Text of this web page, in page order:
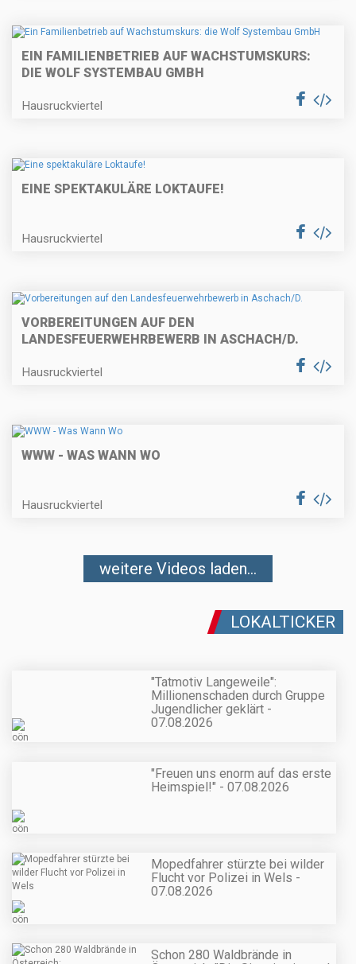
EIN FAMILIENBETRIEB AUF WACHSTUMSKURS:
DIE WOLF SYSTEMBAU GMBH
Hausruckviertel
EINE SPEKTAKULÄRE LOKTAUFE!
Hausruckviertel
VORBEREITUNGEN AUF DEN
LANDESFEUERWEHRBEWERB IN ASCHACH/D.
Hausruckviertel
WWW - WAS WANN WO
Hausruckviertel
weitere Videos laden...
LOKALTICKER
"Tatmotiv Langeweile":
Millionenschaden durch Gruppe
Jugendlicher geklärt -
07.08.2026
"Freuen uns enorm auf das erste
Heimspiel!" - 07.08.2026
Mopedfahrer stürzte bei wilder
Flucht vor Polizei in Wels -
07.08.2026
Schon 280 Waldbrände in